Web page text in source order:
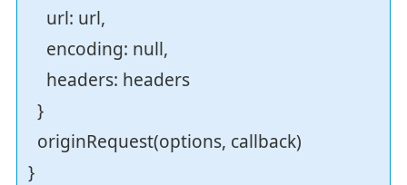
url: url,
encoding: null,
headers: headers
}
originRequest(options, callback)
}